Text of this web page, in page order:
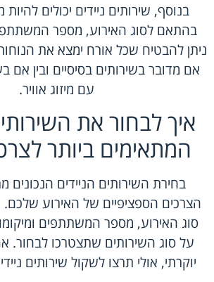
בנוסף, שירותים ניידים יכולים
בהתאם לסוג האירוע, מספר
ניתן להבטיח שכל אורח ימצא את
אם מדובר בשירותים בסיסיים ובין אם
עם מיזוג אוויר.
איך לבחור את
המתאימים ביותר
בחירת השירותים הניידים
הצרכים הספציפיים של האירוע
סוג האירוע, מספר המשתתפים
על סוג השירותים שתצטרכו לבחור.
יוקרתי, אולי תרצו לשקול שירותים